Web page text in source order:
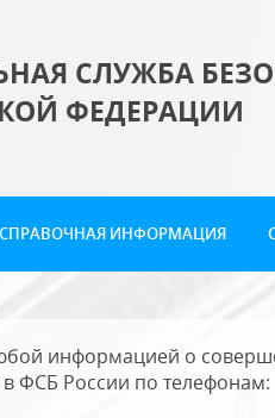
СЛУЖБА
ФЕДЕРАЦИИ
СПРАВОЧНАЯ ИНФОРМАЦИЯ
информацией о
ФСБ России по телефонам: